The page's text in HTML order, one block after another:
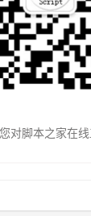
对脚本之家在线